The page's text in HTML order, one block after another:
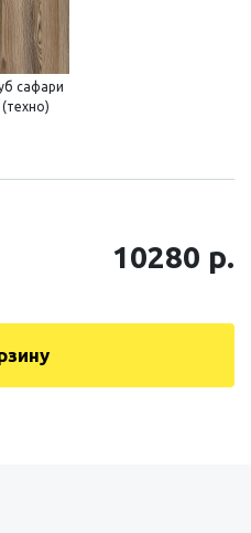
сафари
(техно)
10280 р.